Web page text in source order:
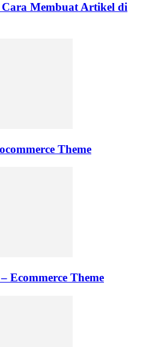
Membuat Artikel di
Theme
Ecommerce Theme